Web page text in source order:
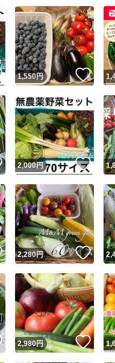
取引実績◯+ こ
他フリマ実績◯+ こ
スピード&安心発送
※このバッジは実績に基づく表示
スピード＆安心発送
こ
ま
スピード発送 こ
安心発送 こ
コピーは1商品につき
いいね！
1,550円 いい
いいね！
2,000円 いい
いいね！
2,280円 いい
いいね！
2,980円 いい